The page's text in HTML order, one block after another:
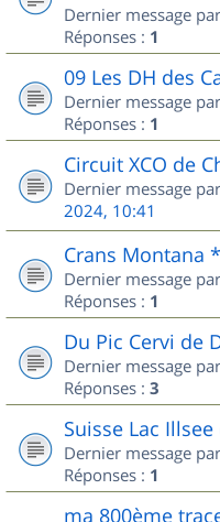
Dernier message par
Réponses : 1
09 Les DH des
Dernier message par
Réponses : 1
Circuit XCO de
Dernier message par
2024, 10:41
Crans
Dernier message par
Réponses : 1
Du Pic Cervi de
Dernier message par
Réponses : 3
Suisse Lac
Dernier message par
Réponses : 1
ma 800ème